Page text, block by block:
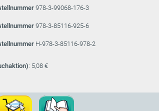
978-3-99068-176-3
978-3-85116-925-6
H-978-3-85116-978-2
: 5,08 €